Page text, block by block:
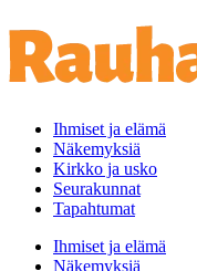
Ihmiset ja elämä
Näkemyksiä
Kirkko ja usko
Seurakunnat
Tapahtumat
Ihmiset ja elämä
Näkemyksiä